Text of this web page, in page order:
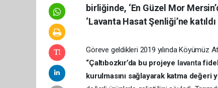
birliğinde, ‘En Güzel Mor
‘Lavanta Hasat Şenliği’ne katıldı
Göreve geldikleri 2019 yılında Köyümüz
“Çaltıbozkır’da bu projeye lavanta
kurulmasını sağlayarak katma değeri